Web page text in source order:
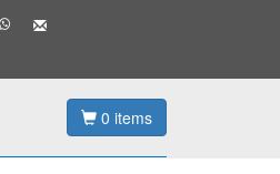
0 items